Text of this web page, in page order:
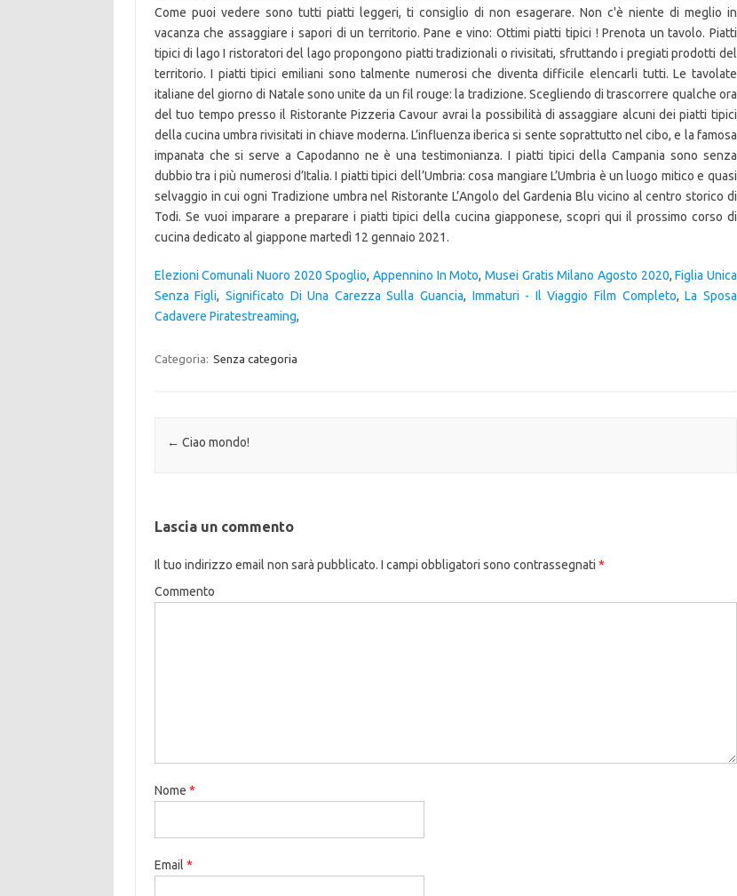
Come puoi vedere sono tutti piatti leggeri, ti consiglio di non esagerare. Non c'è niente di meglio in
vacanza che assaggiare i sapori di un territorio. Pane e vino: Ottimi piatti tipici ! Prenota un tavolo. Piatti
tipici di lago I ristoratori del lago propongono piatti tradizionali o rivisitati, sfruttando i pregiati prodotti del
territorio. I piatti tipici emiliani sono talmente numerosi che diventa difficile elencarli tutti. Le tavolate
italiane del giorno di Natale sono unite da un fil rouge: la tradizione. Scegliendo di trascorrere qualche ora
del tuo tempo presso il Ristorante Pizzeria Cavour avrai la possibilità di assaggiare alcuni dei piatti tipici
della cucina umbra rivisitati in chiave moderna. L’influenza iberica si sente soprattutto nel cibo, e la famosa
impanata che si serve a Capodanno ne è una testimonianza. I piatti tipici della Campania sono senza
dubbio tra i più numerosi d’Italia. I piatti tipici dell’Umbria: cosa mangiare L’Umbria è un luogo mitico e quasi
selvaggio in cui ogni Tradizione umbra nel Ristorante L’Angolo del Gardenia Blu vicino al centro storico di
Todi. Se vuoi imparare a preparare i piatti tipici della cucina giapponese, scopri qui il prossimo corso di
cucina dedicato al giappone martedì 12 gennaio 2021.
Elezioni Comunali Nuoro 2020 Spoglio, Appennino In Moto, Musei Gratis Milano Agosto 2020,Figlia Unica
Senza Figli, Significato Di Una Carezza Sulla Guancia, Immaturi - Il Viaggio Film Completo,La Sposa
Cadavere Piratestreaming,
Categoria: Senza categoria
Navigazione articolo
← Ciao mondo!
Lascia un commento
Il tuo indirizzo email non sarà pubblicato. I campi obbligatori sono contrassegnati *
Commento
Nome *
Email *